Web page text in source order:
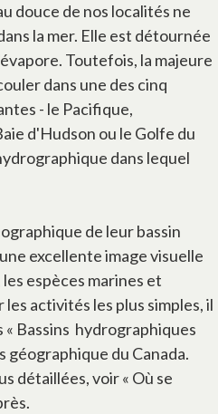
douce de nos localités ne
la mer. Elle est détournée
Toutefois, la majeure
dans une des cinq
- le Pacifique,
d'Hudson ou le Golfe du
dans lequel
de leur bassin
excellente image visuelle
espèces marines et
activités les plus simples, il
Bassins hydrographiques
géographique du Canada.
détaillées, voir « Où se